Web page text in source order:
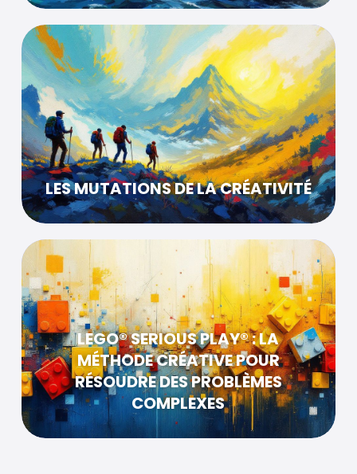
LES MUTATIONS DE LA CRÉATIVITÉ
LEGO® SERIOUS PLAY® : LA
MÉTHODE CRÉATIVE POUR
RÉSOUDRE DES PROBLÈMES
COMPLEXES